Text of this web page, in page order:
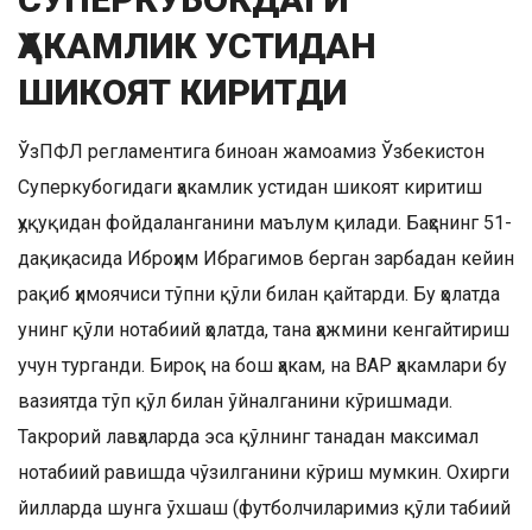
ҲАКАМЛИК УСТИДАН
ШИКОЯТ КИРИТДИ
ЎзПФЛ регламентига биноан жамоамиз Ўзбекистон
Суперкубогидаги ҳакамлик устидан шикоят киритиш
ҳуқуқидан фойдаланганини маълум қилади. Баҳснинг 51-
дақиқасида Иброҳим Ибрагимов берган зарбадан кейин
рақиб ҳимоячиси тўпни қўли билан қайтарди. Бу ҳолатда
унинг қўли нотабиий ҳолатда, тана ҳажмини кенгайтириш
учун турганди. Бироқ на бош ҳакам, на ВАР ҳакамлари бу
вазиятда тўп қўл билан ўйналганини кўришмади.
Такрорий лавҳаларда эса қўлнинг танадан максимал
нотабиий равишда чўзилганини кўриш мумкин. Охирги
йилларда шунга ўхшаш (футболчиларимиз қўли табиий